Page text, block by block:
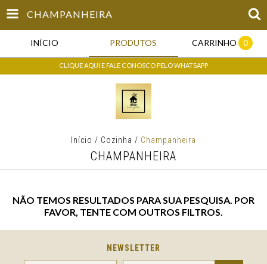
CHAMPANHEIRA
INÍCIO PRODUTOS CARRINHO 0
CLIQUE AQUI E FALE CONOSCO PELO WHATSAPP
Início / Cozinha / Champanheira
CHAMPANHEIRA
NÃO TEMOS RESULTADOS PARA SUA PESQUISA. POR
FAVOR, TENTE COM OUTROS FILTROS.
NEWSLETTER